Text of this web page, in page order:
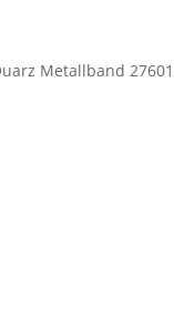
Metallband 27601